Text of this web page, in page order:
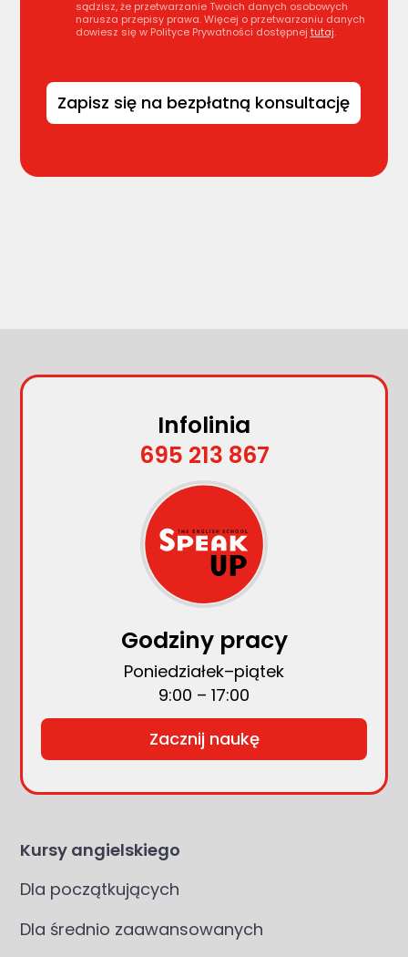
sądzisz, że przetwarzanie Twoich danych osobowych
narusza przepisy prawa. Więcej o przetwarzaniu danych
dowiesz się w Polityce Prywatności dostępnej tutaj.
Kursy angielskiego
Dla początkujących
Dla średnio zaawansowanych
Infolinia
695 213 867
Godziny pracy
Poniedziałek–piątek
9:00 – 17:00
Zacznij naukę